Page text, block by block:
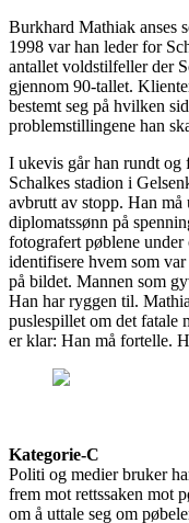
Burkhard Mathiak anses
1998 var han leder for
antallet voldstilfeller der
gjennom 90-tallet.
bestemt seg på hvilken
problemstillingene han
I ukevis går han rundt og
Schalkes stadion i
avbrutt av stopp. Han
diplomatssønn på
fotografert pøblene
identifisere hvem som
på bildet. Mannen som
Han har ryggen til.
puslespillet om det fatale
er klar: Han må fortelle.
Kategorie-C
Politi og medier bruker
frem mot rettssaken mot
om å uttale seg om